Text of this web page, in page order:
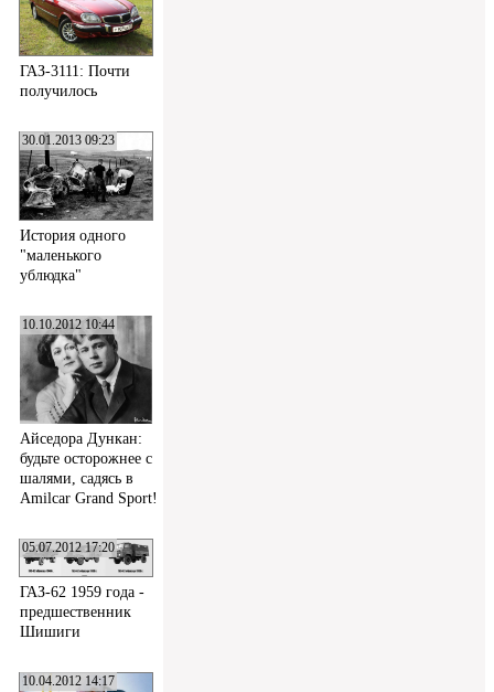
ГАЗ-3111: Почти
получилось
30.01.2013 09:23
История одного
"маленького
ублюдка"
10.10.2012 10:44
Айседора Дункан:
будьте осторожнее с
шалями, садясь в
Amilcar Grand Sport!
05.07.2012 17:20
ГАЗ-62 1959 года -
предшественник
Шишиги
10.04.2012 14:17